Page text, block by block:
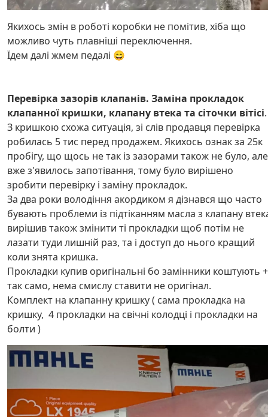
Якихось змін в роботі коробки не помітив, хіба що
можливо чуть плавніші переключення.
Їдем далі жмем педалі 😄
Перевірка зазорів клапанів. Заміна прокладок
клапанної кришки, клапану втека та сіточки вітісі.
З кришкою схожа ситуація, зі слів продавця перевірка
робилась 5 тис перед продажем. Якихось ознак за 25к
пробігу, що щось не так із зазорами також не було, але
вже з'явилось запотівання, тому було вирішено
зробити перевірку і заміну прокладок.
За два роки володіння акордиком я дізнався що часто
бувають проблеми із підтіканням масла з клапану
вирішив також змінити ті прокладки щоб потім не
лазати туди лишній раз, та і доступ до нього кращий
коли знята кришка.
Прокладки купив оригінальні бо замінники коштують
так само, нема смислу ставити не оригінал.
Комплект на клапанну кришку ( сама прокладка на
кришку, 4 прокладки на свічні колодці і прокладки на
болти )